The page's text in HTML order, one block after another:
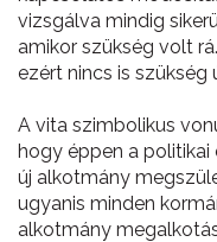
vizsgálva mindig
amikor szükség volt
ezért nincs is
A vita szimbolikus
hogy éppen a
új alkotmány
ugyanis minden
alkotmány